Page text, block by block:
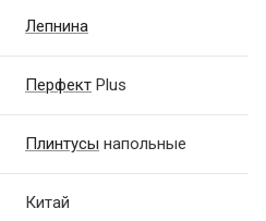
Лепнина
Перфект Plus
Плинтусы напольные
Китай